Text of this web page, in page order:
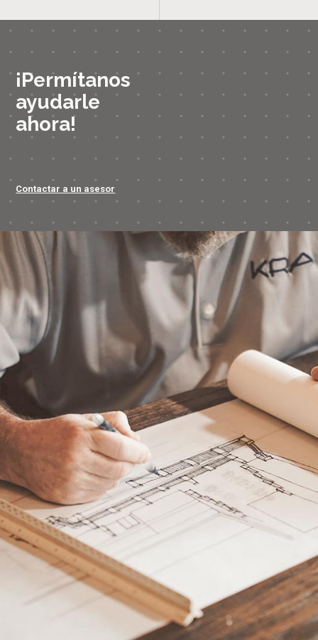
¡Permítanos
ayudarle
ahora!
Contactar a un asesor